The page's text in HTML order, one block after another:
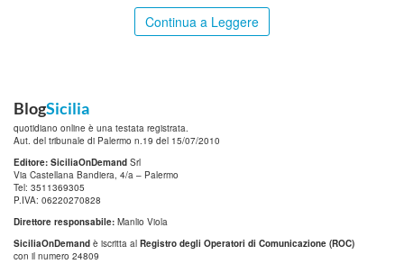
Continua a Leggere
BlogSicilia
quotidiano online è una testata registrata.
Aut. del tribunale di Palermo n.19 del 15/07/2010
Editore: SiciliaOnDemand Srl
Via Castellana Bandiera, 4/a – Palermo
Tel: 3511369305
P.IVA: 06220270828
Direttore responsabile: Manlio Viola
SiciliaOnDemand è iscritta al Registro degli Operatori di Comunicazione (ROC)
con il numero 24809